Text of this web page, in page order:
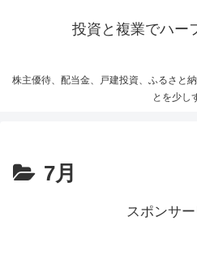
投資と複業でハー
株主優待、配当金、戸建投資、ふるさと
とを少し
7月
スポンサ